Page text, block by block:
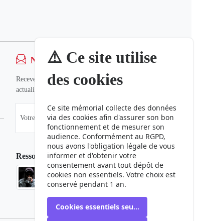
⚠️ Ce site utilise
des cookies
Ce site mémorial collecte des données
via des cookies afin d'assurer son bon
fonctionnement et de mesurer son
audience. Conformément au RGPD,
nous avons l'obligation légale de vous
informer et d'obtenir votre
consentement avant tout dépôt de
cookies non essentiels. Votre choix est
conservé pendant 1 an.
Cookies essentiels seulement
Newsletter
Recevez nos dernières informations et
actualités.
Ressources
Phaduba camp boiro